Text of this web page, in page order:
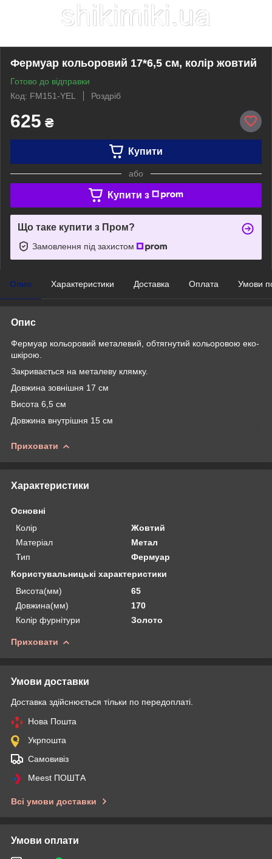
Фермуар кольоровий 17*6,5 см, колір жовтий
Готово до відправки
Код: FM151-YEL
Роздріб
625 ₴
Купити
або
Купити з
Що таке купити з Пром?
Замовлення під захистом
Опис Характеристики Доставка Оплата Умови
Опис
Фермуар кольоровий металевий, обтягнутий кольоровою еко-
шкірою.
Закривається на металеву клямку.
Довжина зовнішня 17 см
Висота 6,5 см
Довжина внутрішня 15 см
Приховати
Характеристики
Основні
Колір
Жовтий
Матеріал
Метал
Тип
Фермуар
Користувальницькі характеристики
Висота(мм)
65
Довжина(мм)
170
Колір фурнітури
Золото
Приховати
Умови доставки
Доставка здійснюється тільки по передоплаті.
Нова Пошта
Укрпошта
Самовивіз
Meest ПОШТА
Всі умови доставки
Умови оплати